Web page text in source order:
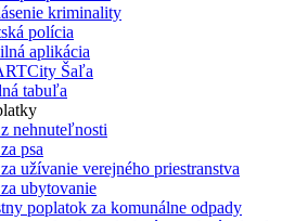
kriminality
polícia
aplikácia
Šaľa
tabuľa
nehnuteľnosti
psa
užívanie verejného priestranstva
ubytovanie
poplatok za komunálne odpady